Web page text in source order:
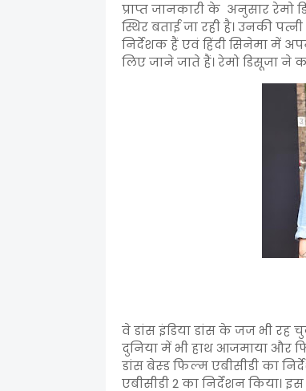
प्राप्त जानकारी के अनुसार रेमो
स्थिर बताई जा रही है। उनकी
निर्देशक हैं एवं हिंदी सिनेमा में
लिए जाने जाते हैं। रेमो डिसूजा ने
वे डांस इंडिया डांस के जज भी रह
दुनिया में भी हाथ आजमाया और
डांस बेस्ड फिल्म एबीसीडी का
एबीसीडी 2 का निर्देंशन किया।